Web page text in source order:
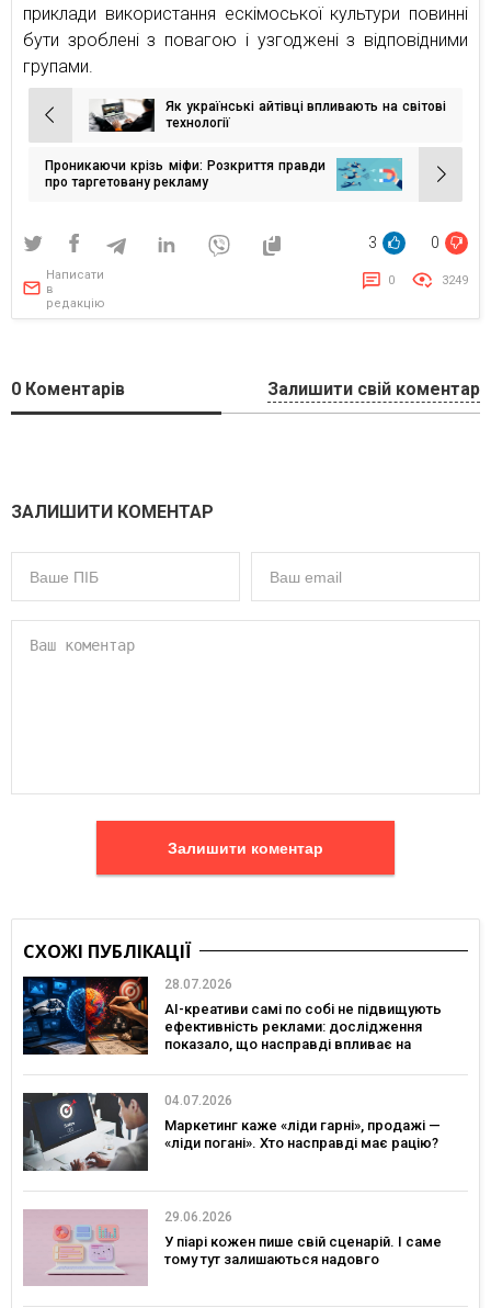
приклади використання ескімоської культури повинні
бути зроблені з повагою і узгоджені з відповідними
групами.
Навігація
записів
Як українські айтівці впливають на світові
технології
Проникаючи крізь міфи: Розкриття правди
про таргетовану рекламу
3 0
Написати
в
редакцію
0 3249
0 Коментарів Залишити свій коментар
ЗАЛИШИТИ КОМЕНТАР
Залишити коментар
СХОЖІ ПУБЛІКАЦІЇ
28.07.2026
AI-креативи самі по собі не підвищують
ефективність реклами: дослідження
показало, що насправді впливає на
04.07.2026
Маркетинг каже «ліди гарні», продажі —
«ліди погані». Хто насправді має рацію?
29.06.2026
У піарі кожен пише свій сценарій. І саме
тому тут залишаються надовго